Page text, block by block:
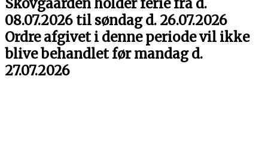
Skovgaarden holder ferie fra d.
08.07.2026 til søndag d. 26.07.2026
Ordre afgivet i denne periode vil ikke
blive behandlet før mandag d.
27.07.2026